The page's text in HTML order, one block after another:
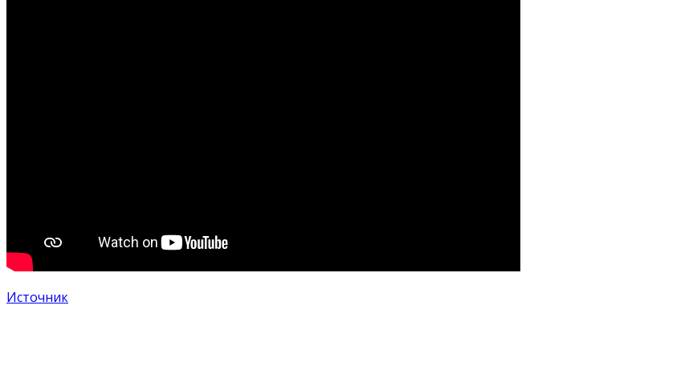
Источник